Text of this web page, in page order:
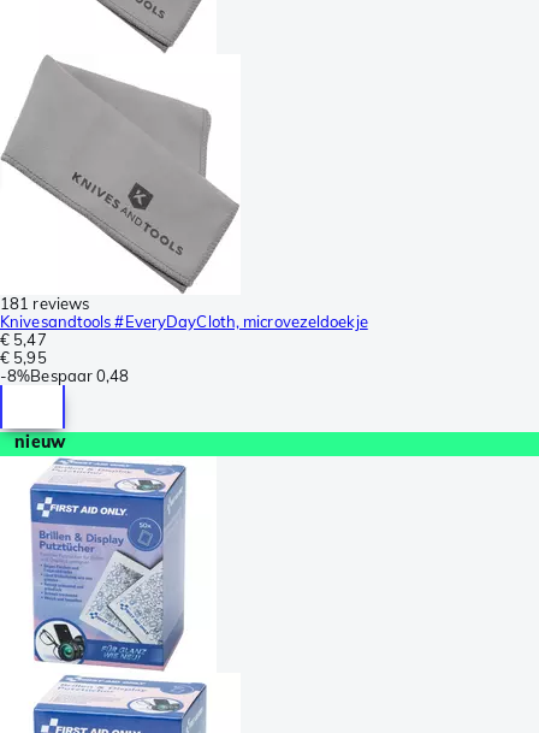
181 reviews
Knivesandtools #EveryDayCloth, microvezeldoekje
€ 5,47
€ 5,95
-8%Bespaar0,48
nieuw